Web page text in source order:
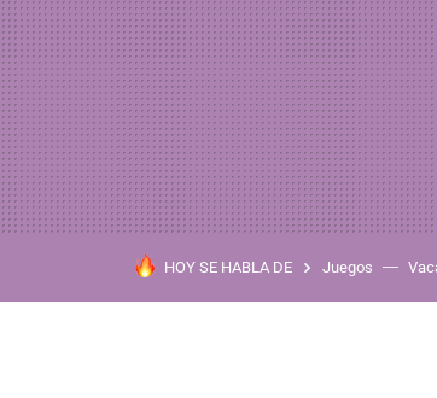
HOY SE HABLA DE Juegos